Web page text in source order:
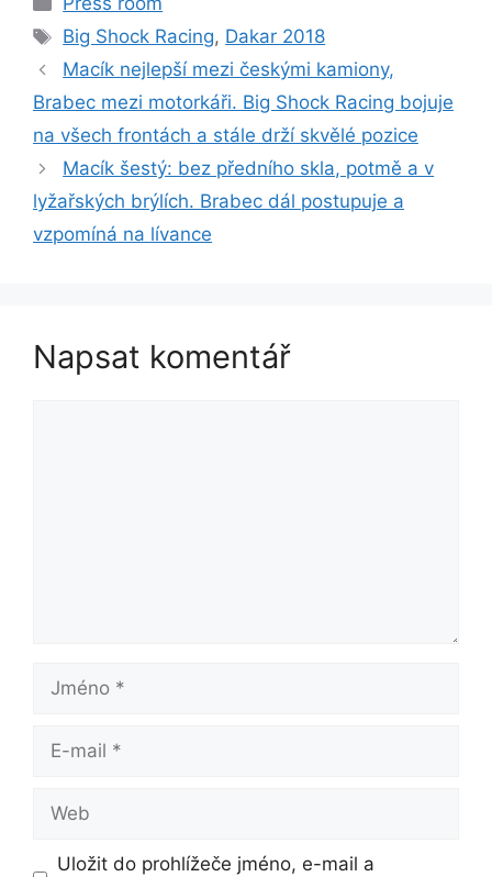
Štítky
Big Shock Racing, Dakar 2018
Macík nejlepší mezi českými kamiony,
Brabec mezi motorkáři. Big Shock Racing bojuje
na všech frontách a stále drží skvělé pozice
Macík šestý: bez předního skla, potmě a v
lyžařských brýlích. Brabec dál postupuje a
vzpomíná na lívance
Napsat komentář
Jméno
Web
Uložit do prohlížeče jméno, e-mail a